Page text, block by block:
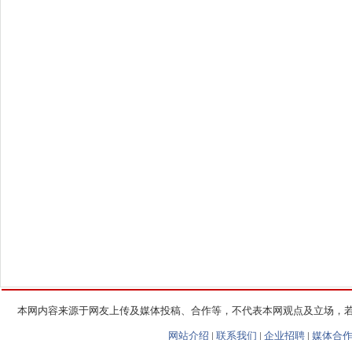
本网内容来源于网友上传及媒体投稿、合作等，不代表本网观点及立场
网站介绍 | 联系我们 | 企业招聘 | 媒体合作